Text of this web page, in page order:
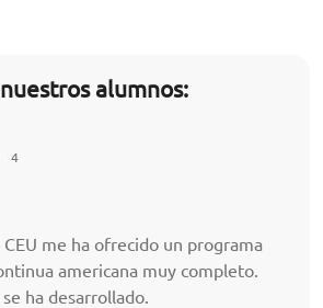
alumnos:
4
me ha ofrecido un programa
americana muy completo.
ha desarrollado.